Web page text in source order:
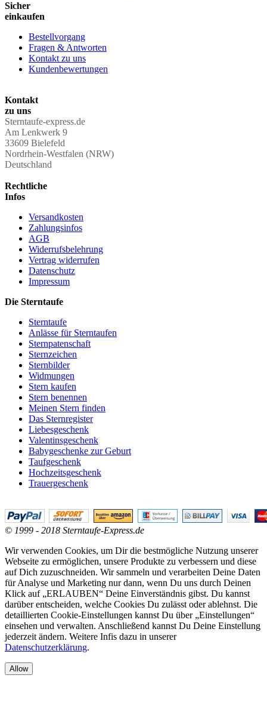
Sicher
einkaufen
Bestellvorgang
Fragen & Antworten
Kontakt zu uns
Kundenbewertungen
Kontakt
zu uns
Sterntaufe-express.de
Am Lenkwerk 9
33609 Bielefeld
Nordrhein-Westfalen (NRW)
Deutschland
Rechtliche
Infos
Versandkosten
Zahlungsinfos
AGB
Widerrufsbelehrung
Vertrag widerrufen
Datenschutz
Impressum
Die Sterntaufe
Sterntaufe
Anlässe für Sterntaufen
Sternpatenschaft
Sternzeichen
Sternbilder
Widmungen
Stern kaufen
Stern benennen
Meinen Stern finden
Das Sternregister
Liebesgeschenk
Valentinsgeschenk
Babygeschenke zur Geburt
Taufgeschenk
Hochzeitsgeschenk
Trauergeschenk
© 1999 - 2018 Sterntaufe-Express.de
Wir verwenden Cookies, um Dir die bestmögliche Nutzung unserer
Webseite zu ermöglichen, unsere Produkte zu verbessern und diese
auf Dich zuzuschneiden. Wir sammeln und verarbeiten Deine Daten
für Analyse und Marketing nur dann, wenn Du uns durch Deinen
Klick auf „ERLAUBEN“ Deine Einverständnis gibst. Du kannst
darüber entscheiden, welche Cookies Du zulässt oder ablehnst. Die
detaillierten Cookie-Einstellungen kannst Du über „Einstellungen“
einsehen und verwalten. Anschließend kannst Du Deine Einstellung
jederzeit ändern. Weitere Infis dazu in unserer
Datenschutzerklärung.
Allow